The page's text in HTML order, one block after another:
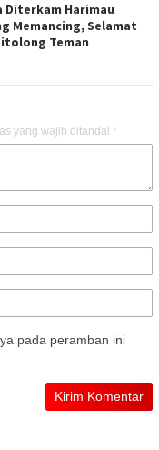
Diterkam Harimau
Memancing, Selamat
Teman
yang wajib ditandai *
pada peramban ini